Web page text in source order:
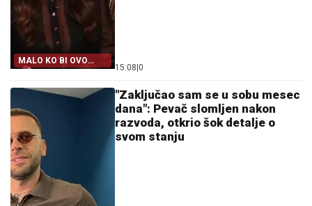
MALO KO BI OVO
PRIZNAO
15:08 0
"Zaključao sam se u sobu mesec
dana": Pevač slomljen nakon
razvoda, otkrio šok detalje o
svom stanju